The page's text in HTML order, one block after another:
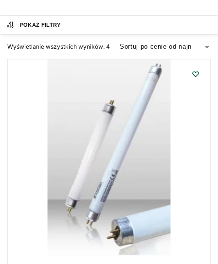
POKAŻ FILTRY
Wyświetlanie wszystkich wyników: 4